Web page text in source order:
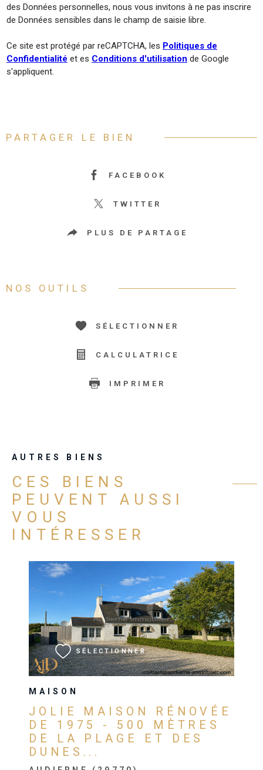
des Données personnelles, nous vous invitons à ne pas inscrire
de Données sensibles dans le champ de saisie libre.
Ce site est protégé par reCAPTCHA, les Politiques de
Confidentialité et es Conditions d'utilisation de Google
s'appliquent.
PARTAGER LE BIEN
FACEBOOK
TWITTER
PLUS DE PARTAGE
NOS OUTILS
SÉLECTIONNER
CALCULATRICE
IMPRIMER
AUTRES BIENS
CES BIENS
PEUVENT AUSSI
VOUS
INTÉRESSER
MAISON
JOLIE MAISON RÉNOVÉE
DE 1975 - 500 MÈTRES
DE LA PLAGE ET DES
DUNES...
SÉLECTIONNER
VOIR LE BIEN